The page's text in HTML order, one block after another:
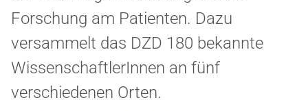
Forschung am Patienten. Dazu
versammelt das DZD 180 bekannte
WissenschaftlerInnen an fünf
verschiedenen Orten.